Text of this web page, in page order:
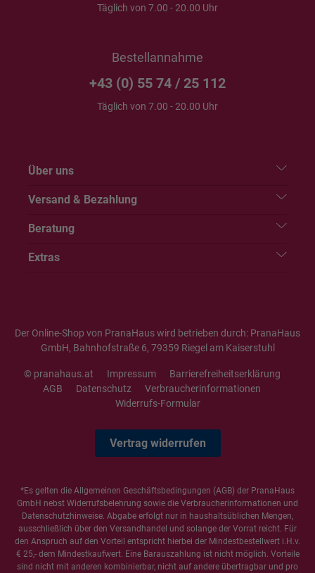
Täglich von 7.00 - 20.00 Uhr
Bestellannahme
+43 (0) 55 74 / 25 112
Täglich von 7.00 - 20.00 Uhr
Über uns
Versand & Bezahlung
Beratung
Extras
Der Online-Shop von PranaHaus wird betrieben durch: PranaHaus
GmbH, Bahnhofstraße 6, 79359 Riegel am Kaiserstuhl
© pranahaus.at Impressum
Barrierefreiheitserklärung
AGB
Datenschutz
Verbraucherinformationen
Widerrufs-Formular
Vertrag widerrufen
*Es gelten die Allgemeinen Geschäftsbedingungen (AGB) der PranaHaus
GmbH nebst Widerrufsbelehrung sowie die Verbraucherinformationen und
Datenschutzhinweise. Abgabe erfolgt nur in haushaltsüblichen Mengen,
ausschließlich über den Versandhandel und solange der Vorrat reicht. Für
den Anspruch auf den Vorteil entspricht hierbei der Mindestbestellwert i.H.v.
€ 25,- dem Mindestkaufwert. Eine Barauszahlung ist nicht möglich. Vorteile
sind nicht mit anderen kombinierbar, nicht auf andere übertragbar und pro